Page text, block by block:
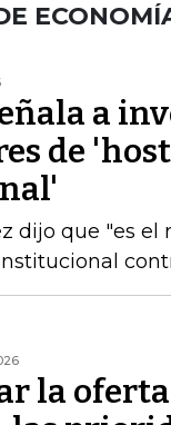
a
de
dijo que "es el
la